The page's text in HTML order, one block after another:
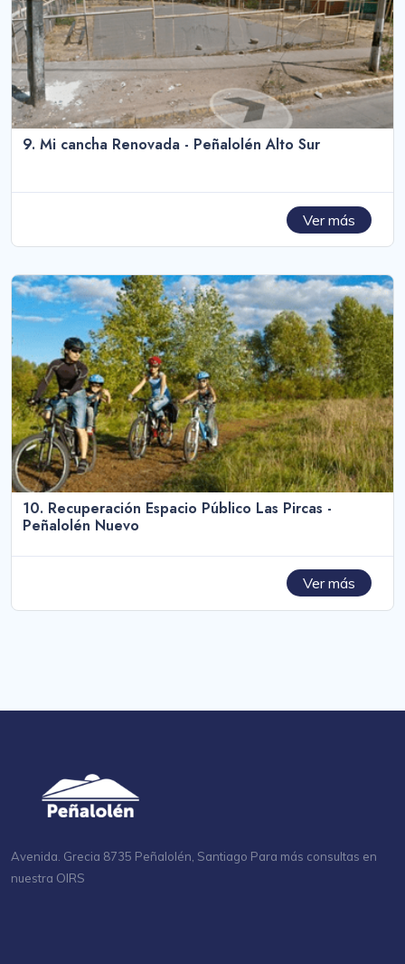
9. Mi cancha Renovada - Peñalolén Alto Sur
Ver más
10. Recuperación Espacio Público Las Pircas -
Peñalolén Nuevo
Ver más
Avenida. Grecia 8735 Peñalolén, Santiago Para más consultas en
nuestra OIRS